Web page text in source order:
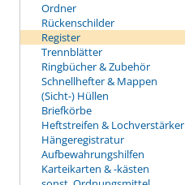
Ordner
Rückenschilder
Register
Trennblätter
Ringbücher & Zubehör
Schnellhefter & Mappen
(Sicht-) Hüllen
Briefkörbe
Heftstreifen & Lochverstärker
Hängeregistratur
Aufbewahrungshilfen
Karteikarten & -kästen